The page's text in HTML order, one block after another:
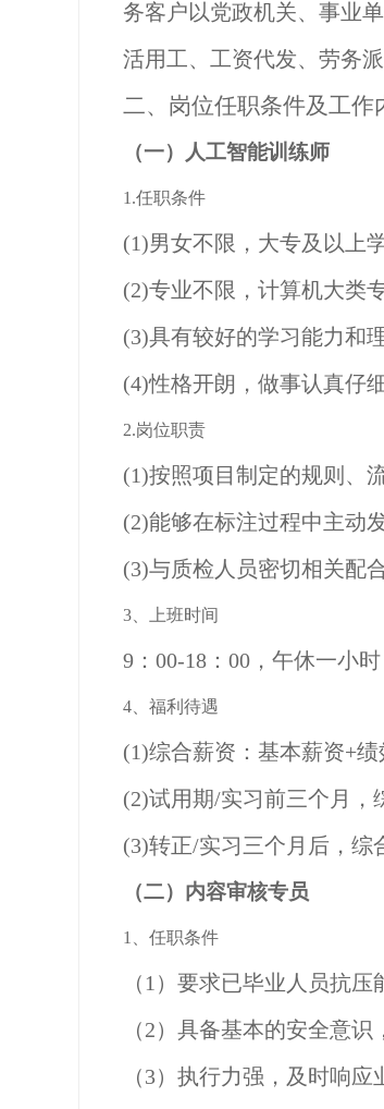
务客户以党政机关、事业
活用工、工资代发、劳务派
二、 岗位任职条件及工作
（一）人工智能训练师
1.任职条件
(1)男女不限，大专及以上
(2)专业不限，计算机大类
(3)具有较好的学习能力和
(4)性格开朗，做事认真仔细
2.岗位职责
(1)按照项目制定的规则、
(2)能够在标注过程中主动
(3)与质检人员密切相关配
3、上班时间
9：00-18：00，午休一小
4、福利待遇
(1)综合薪资：基本薪资+绩
(2)试用期/实习前三个月，
(3)转正/实习三个月后，综
（二）内容审核专员
1、任职条件
（ 1）要求已毕业人员抗压
（2）具备基本的安全意识
（3）执行力强，及时响应